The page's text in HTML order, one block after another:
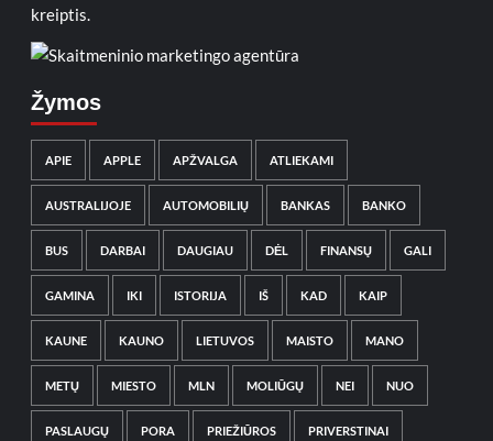
kreiptis.
Žymos
APIE APPLE APŽVALGA ATLIEKAMI
AUSTRALIJOJE AUTOMOBILIŲ BANKAS BANKO
BUS DARBAI DAUGIAU DĖL FINANSŲ GALI
GAMINA IKI ISTORIJA IŠ KAD KAIP
KAUNE KAUNO LIETUVOS MAISTO MANO
METŲ MIESTO MLN MOLIŪGŲ NEI NUO
PASLAUGŲ PORA PRIEŽIŪROS PRIVERSTINAI